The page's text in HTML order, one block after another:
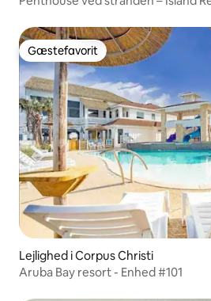
Gæstefavorit
Gæstefavorit
Lejlighed i Corpus Christi
Aruba Bay resort - Enhed #101